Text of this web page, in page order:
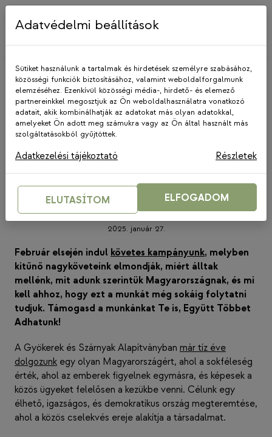
Skip
GYSZA|HÍREK
Együtt többet adhatunk! –
kampányolunk és gyűjtünk a 10
éves Gyökerek és Szárnyak
Alapítványnak
2025. január 27.
Február elsején indul követes kampányunk, melyben
kitűnő nagyköveteink elmondják, miért álltak
mellénk, mit adunk szerintük Magyarországnak, és mi
kell ahhoz, hogy ezt a munkát még sokáig folytatni
tudjuk. Támogasd a munkánkat Te is, Együtt Többet
Adhatunk!
A Gyökerek és Szárnyak Alapítványban már tíz éve
dolgozunk egy olyan Magyarországért, ahol a sokféleség
érték, ahol az emberek figyelnek egymásra, és képesek a
közös ügyeket felelősen a kezükbe venni. Célunk egy
élhető, igazságos, és demokratikus ország megteremtése,
ahol a közös cselekvés ereje alakítja a társadalmat.
Adatvédelmi beállítások
Sütiket használunk a tartalmak és hirdetések személyre szabásához,
közösségi funkciók biztosításához, valamint weboldalforgalmunk
elemzéséhez. Ezenkívül közösségi média-, hirdető- és elemező
partnereinkkel megosztjuk az Ön weboldalhasználatra vonatkozó
adatait, akik kombinálhatják az adatokat más olyan adatokkal,
amelyeket Ön adott meg számukra vagy az Ön által használt más
szolgáltatásokból gyűjtöttek.
Adatkezelési tájékoztató Részletek
ELUTASÍTOM ELFOGADOM